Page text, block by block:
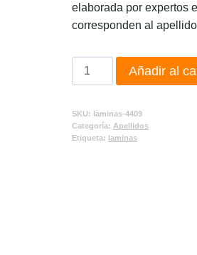
elaborada por expertos
corresponden al
Añadir al
SKU: laminas-4409
Categoría: Apellidos
Etiqueta: laminas